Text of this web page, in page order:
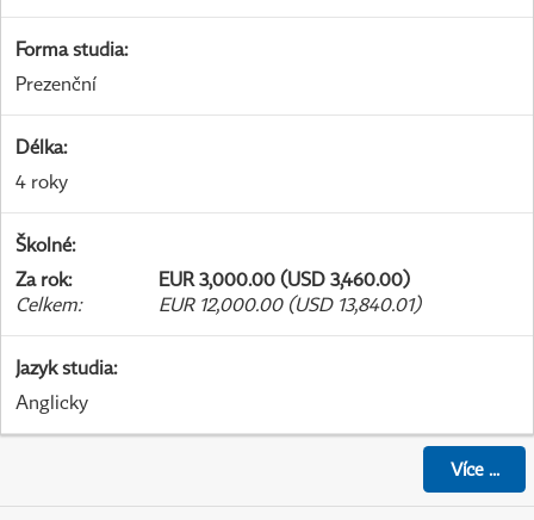
Forma studia:
Prezenční
Délka:
4 roky
Školné:
Za rok:
EUR 3,000.00 (USD 3,460.00)
Celkem: EUR 12,000.00 (USD 13,840.01)
Jazyk studia:
Anglicky
Více...